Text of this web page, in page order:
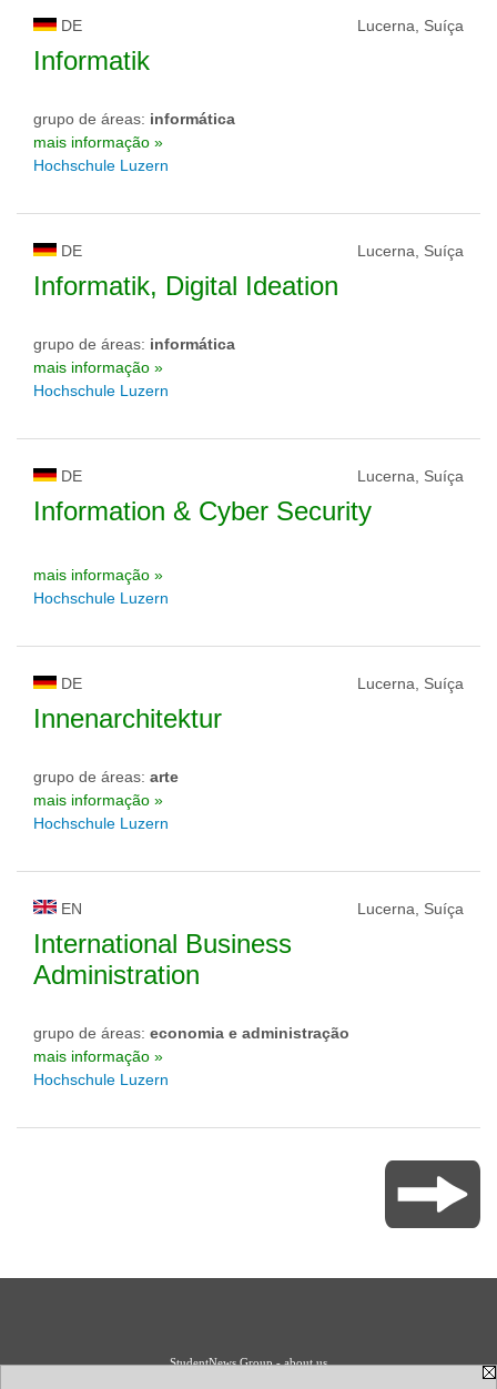
DE Lucerna, Suíça
Informatik
grupo de áreas: informática
mais informação »
Hochschule Luzern
DE Lucerna, Suíça
Informatik, Digital Ideation
grupo de áreas: informática
mais informação »
Hochschule Luzern
DE Lucerna, Suíça
Information & Cyber Security
mais informação »
Hochschule Luzern
DE Lucerna, Suíça
Innenarchitektur
grupo de áreas: arte
mais informação »
Hochschule Luzern
EN Lucerna, Suíça
International Business
Administration
grupo de áreas: economia e administração
mais informação »
Hochschule Luzern
StudentNews Group - about us